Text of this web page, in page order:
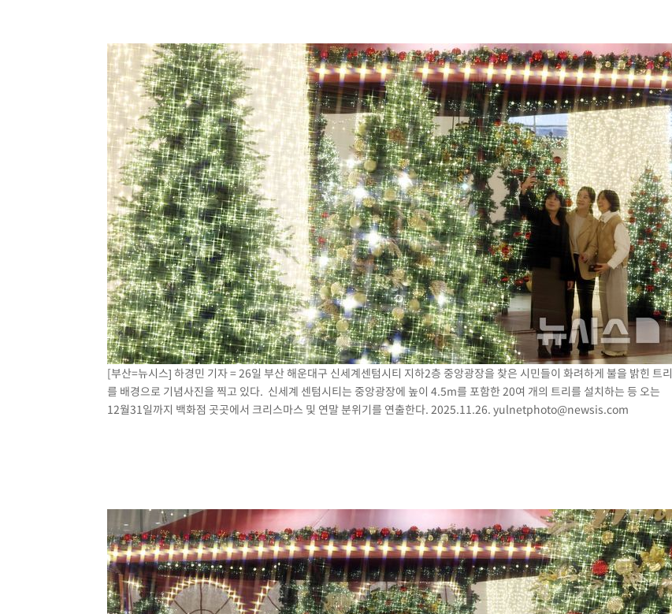
[부산=뉴시스] 하경민 기자 = 26일 부산 해운대구 신세계센텀시티 지하2층 중앙광장을 찾은 시민들이 화려하게 불을 밝힌 트리
를 배경으로 기념사진을 찍고 있다. 신세계 센텀시티는 중앙광장에 높이 4.5m를 포함한 20여 개의 트리를 설치하는 등 오는
12월31일까지 백화점 곳곳에서 크리스마스 및 연말 분위기를 연출한다. 2025.11.26. yulnetphoto@newsis.com